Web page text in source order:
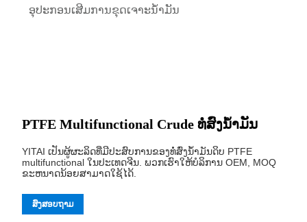
ອຸປະກອນເສີມການຂຸດເຈາະນ້ໍາມັນ
PTFE Multifunctional Crude ທໍ່ສົ່ງນ້ໍາມັນ
YITAI ເປັນຜູ້ຜະລິດທີ່ມີປະສົບການຂອງທໍ່ສົ່ງນ້ໍາມັນດິບ PTFE
multifunctional ໃນປະເທດຈີນ. ພວກເຮົາໃຫ້ບໍລິການ OEM, MOQ
ຂະຫນາດນ້ອຍສາມາດໃຊ້ໄດ້.
ສົ່ງສອບຖາມ